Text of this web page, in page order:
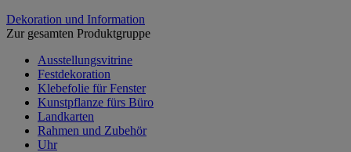
Dekoration und Information
Zur gesamten Produktgruppe
Ausstellungsvitrine
Festdekoration
Klebefolie für Fenster
Kunstpflanze fürs Büro
Landkarten
Rahmen und Zubehör
Uhr